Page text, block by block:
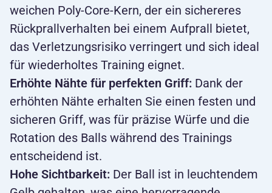
weichen Poly-Core-Kern, der ein sichereres
Rückprallverhalten bei einem Aufprall bietet,
das Verletzungsrisiko verringert und sich ideal
für wiederholtes Training eignet.
Erhöhte Nähte für perfekten Griff: Dank der
erhöhten Nähte erhalten Sie einen festen und
sicheren Griff, was für präzise Würfe und die
Rotation des Balls während des Trainings
entscheidend ist.
Hohe Sichtbarkeit: Der Ball ist in leuchtendem